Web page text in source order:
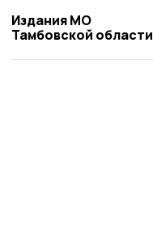
Издания МО
Тамбовской области